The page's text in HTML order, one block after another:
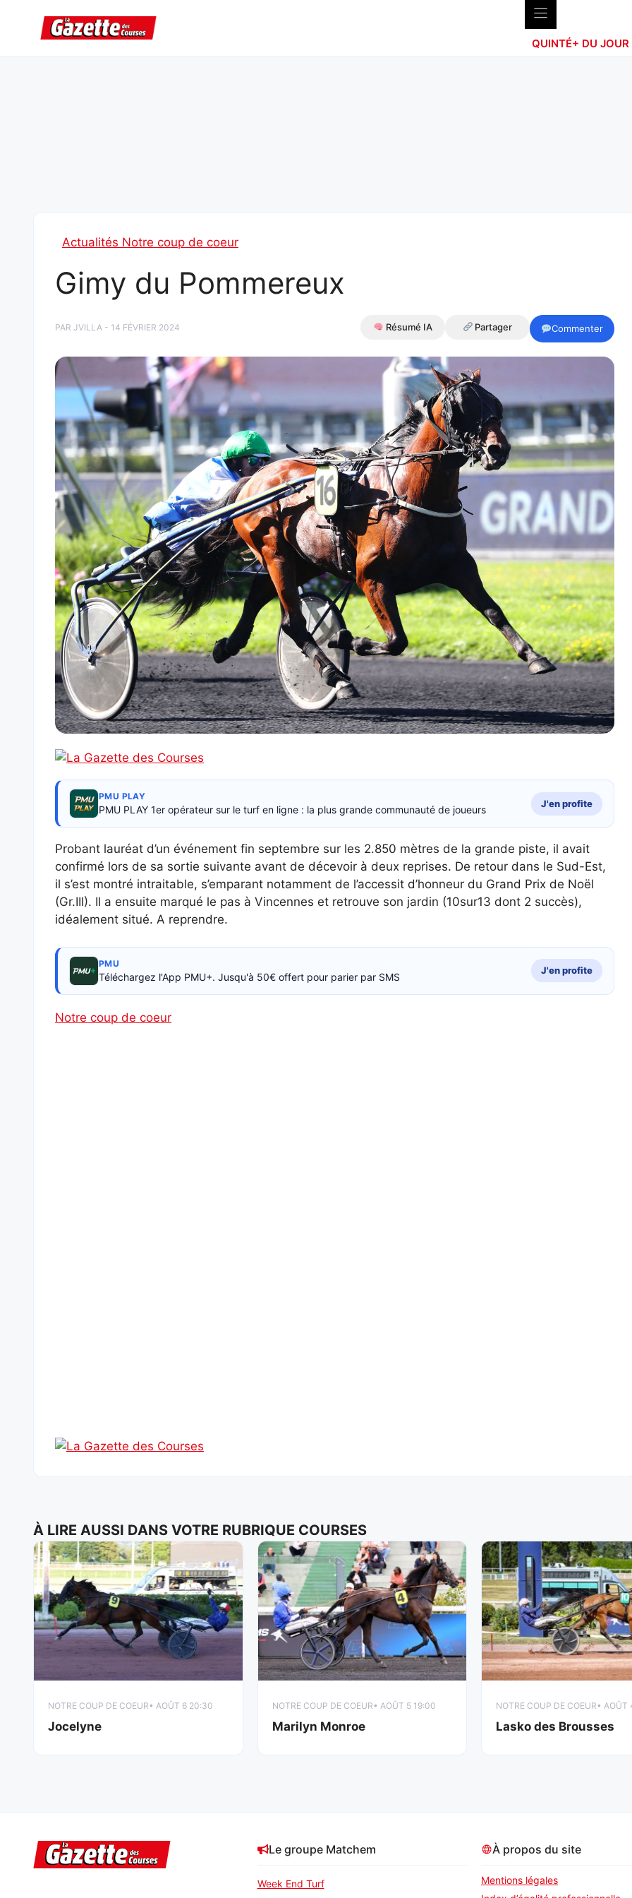
contenu
QUINTÉ+ DU JOUR
Actualités Notre coup de coeur
Gimy du Pommereux
PAR JVILLA - 14 FÉVRIER 2024 Résumé IA Partager Commenter
PMU PLAY
PMU PLAY 1er opérateur sur le turf en ligne : la plus grande communauté de joueurs
J'en profite
Probant lauréat d’un événement fin septembre sur les 2.850 mètres de la grande piste, il avait
confirmé lors de sa sortie suivante avant de décevoir à deux reprises. De retour dans le Sud-Est,
il s’est montré intraitable, s’emparant notamment de l’accessit d’honneur du Grand Prix de Noël
(Gr.III). Il a ensuite marqué le pas à Vincennes et retrouve son jardin (10sur13 dont 2 succès),
idéalement situé. A reprendre.
PMU
Téléchargez l'App PMU+. Jusqu'à 50€ offert pour parier par SMS
J'en profite
Notre coup de coeur
À LIRE AUSSI DANS VOTRE RUBRIQUE COURSES
NOTRE COUP DE COEUR• AOÛT 6 20:30
Jocelyne
NOTRE COUP DE COEUR• AOÛT 5 19:00
Marilyn Monroe
NOTRE COUP DE COEUR• AOÛT
Lasko des Brousses
Le groupe Matchem
Week End Turf
À propos du site
Mentions légales